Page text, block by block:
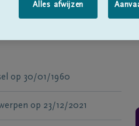
op 30/01/1960
op 23/12/2021
Alles afwijzen